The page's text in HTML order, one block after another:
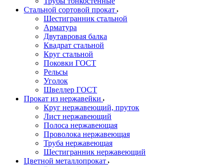
Стальной сортовой прокат
Шестигранник стальной
Арматура
Двутавровая балка
Квадрат стальной
Круг стальной
Поковки ГОСТ
Рельсы
Уголок
Швеллер ГОСТ
Прокат из нержавейки
Круг нержавеющий, пруток
Лист нержавеющий
Полоса нержавеющая
Проволока нержавеющая
Труба нержавеющая
Шестигранник нержавеющий
Цветной металлопрокат